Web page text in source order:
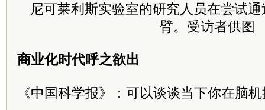
尼可莱利斯实验室的研究人员在尝试
臂。受访者供图
商业化时代呼之欲出
《中国科学报》：可以谈谈当下你在脑